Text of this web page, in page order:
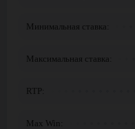
Минимальная ставка:
Максимальная ставка:
RTP:
Max Win: